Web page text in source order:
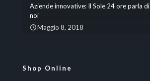
Aziende innovative: Il Sole 24 ore parla di
noi
Maggio 8, 2018
Shop Online